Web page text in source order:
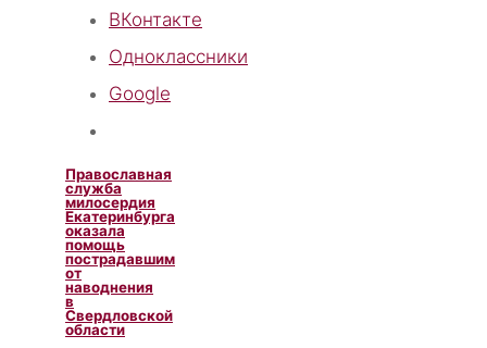
ВКонтакте
Одноклассники
Google
Православная
служба
милосердия
Екатеринбурга
оказала
помощь
пострадавшим
от
наводнения
в
Свердловской
области